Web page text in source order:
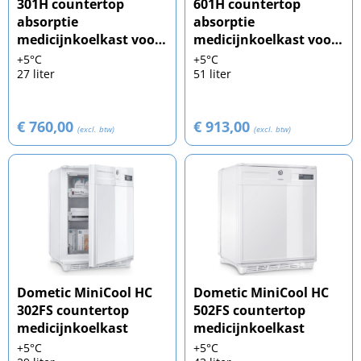
301H countertop
absorptie
medicijnkoelkast voor
dagopslag
+5°C
27 liter
€ 760,00 (excl. btw)
601H countertop
absorptie
medicijnkoelkast voor
dagopslag
+5°C
51 liter
€ 913,00 (excl. btw)
Dometic MiniCool HC
302FS countertop
medicijnkoelkast
+5°C
Dometic MiniCool HC
502FS countertop
medicijnkoelkast
+5°C